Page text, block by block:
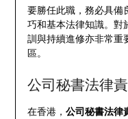
要勝任此職，務必具備
巧和基本法律知識。對
訓與持續進修亦非常重
區。
公司秘書法律
在香港， 公司秘書法律